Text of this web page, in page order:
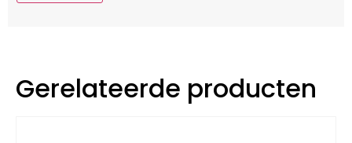
Gerelateerde producten